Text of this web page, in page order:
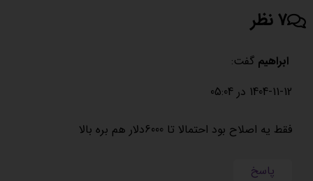
7 نظر
ابراهیم گفت:
1404-11-12 در 05:04
فقط یه اصلاح بود احتمالا تا 6000دلار هم بره بالا
پاسخ